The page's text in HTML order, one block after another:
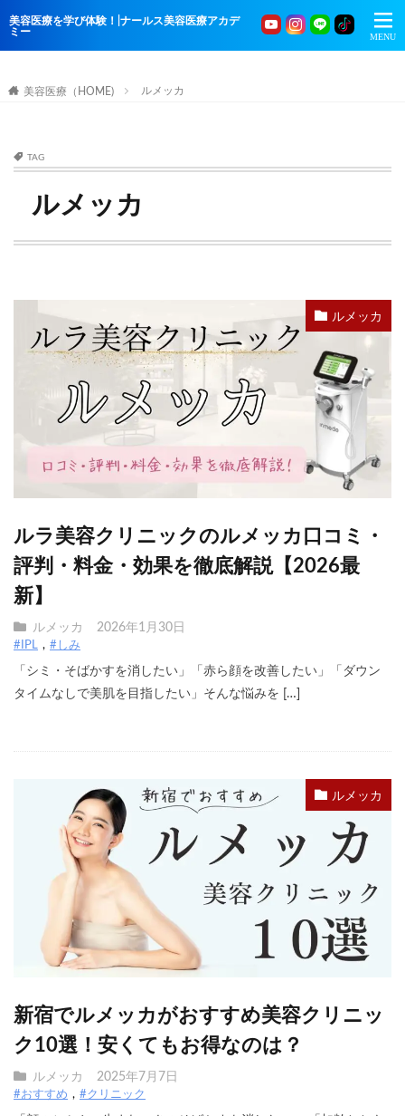
美容医療を学び体験！|ナールス美容医療アカデ
ミー
美容医療（HOME) ルメッカ
TAG
ルメッカ
ルメッカ
ルラ美容クリニックのルメッカ口コミ・
評判・料金・効果を徹底解説【2026最
新】
ルメッカ 2026年1月30日
#IPL #しみ
「シミ・そばかすを消したい」「赤ら顔を改善したい」「ダウン
タイムなしで美肌を目指したい」そんな悩みを […]
ルメッカ
新宿でルメッカがおすすめ美容クリニッ
ク10選！安くてもお得なのは？
ルメッカ 2025年7月7日
#おすすめ #クリニック